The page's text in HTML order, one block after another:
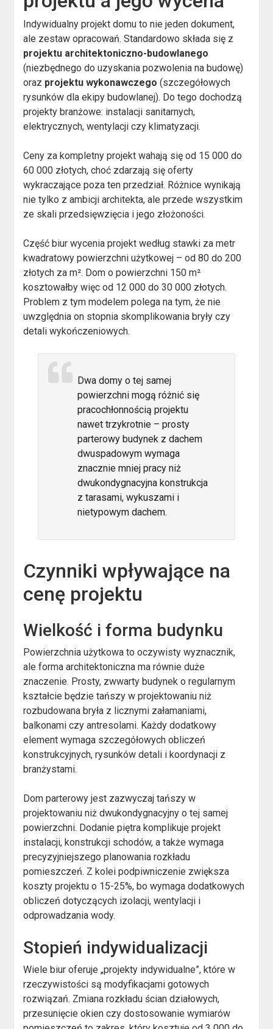
Indywidualny projekt domu to nie jeden dokument,
ale zestaw opracowań. Standardowo składa się z
projektu architektoniczno-budowlanego
(niezbędnego do uzyskania pozwolenia na budowę)
oraz projektu wykonawczego (szczegółowych
rysunków dla ekipy budowlanej). Do tego dochodzą
projekty branżowe: instalacji sanitarnych,
elektrycznych, wentylacji czy klimatyzacji.
Ceny za kompletny projekt wahają się od 15 000 do
60 000 złotych, choć zdarzają się oferty
wykraczające poza ten przedział. Różnice wynikają
nie tylko z ambicji architekta, ale przede wszystkim
ze skali przedsięwzięcia i jego złożoności.
Część biur wycenia projekt według stawki za metr
kwadratowy powierzchni użytkowej – od 80 do 200
złotych za m². Dom o powierzchni 150 m²
kosztowałby więc od 12 000 do 30 000 złotych.
Problem z tym modelem polega na tym, że nie
uwzględnia on stopnia skomplikowania bryły czy
detali wykończeniowych.
Dwa domy o tej samej
powierzchni mogą różnić się
pracochłonnością projektu
nawet trzykrotnie – prosty
parterowy budynek z dachem
dwuspadowym wymaga
znacznie mniej pracy niż
dwukondygnacyjna konstrukcja
z tarasami, wykuszami i
nietypowym dachem.
Czynniki wpływające na
cenę projektu
Wielkość i forma budynku
Powierzchnia użytkowa to oczywisty wyznacznik,
ale forma architektoniczna ma równie duże
znaczenie. Prosty, zwwarty budynek o regularnym
kształcie będzie tańszy w projektowaniu niż
rozbudowana bryła z licznymi załamaniami,
balkonami czy antresolami. Każdy dodatkowy
element wymaga szczegółowych obliczeń
konstrukcyjnych, rysunków detali i koordynacji z
branżystami.
Dom parterowy jest zazwyczaj tańszy w
projektowaniu niż dwukondygnacyjny o tej samej
powierzchni. Dodanie piętra komplikuje projekt
instalacji, konstrukcji schodów, a także wymaga
precyzyjniejszego planowania rozkładu
pomieszczeń. Z kolei podpiwniczenie zwiększa
koszty projektu o 15-25%, bo wymaga dodatkowych
obliczeń dotyczących izolacji, wentylacji i
odprowadzania wody.
Stopień indywidualizacji
Wiele biur oferuje „projekty indywidualne”, które w
rzeczywistości są modyfikacjami gotowych
rozwiązań. Zmiana rozkładu ścian działowych,
przesunięcie okien czy dostosowanie wymiarów